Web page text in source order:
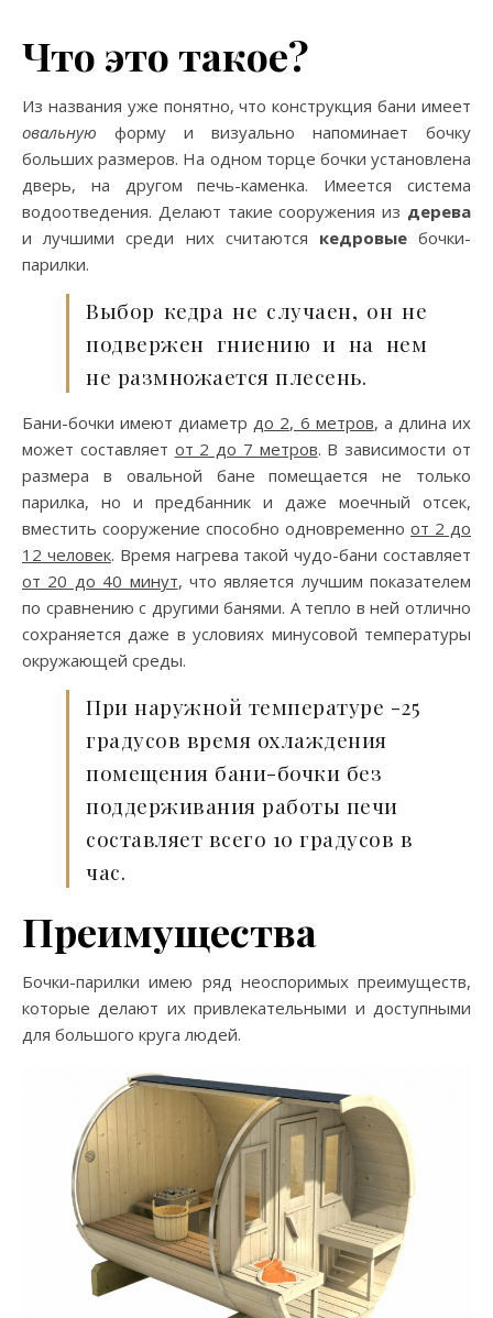
Что это такое?
Из названия уже понятно, что конструкция бани имеет
овальную форму и визуально напоминает бочку
больших размеров. На одном торце бочки установлена
дверь, на другом печь-каменка. Имеется система
водоотведения. Делают такие сооружения из дерева
и лучшими среди них считаются кедровыебочки-
парилки.
Выбор кедра не случаен, он не
подвержен гниению и на нем
не размножается плесень.
Бани-бочки имеют диаметр до 2, 6 метров, а длина их
может составляет от 2 до 7 метров. В зависимости от
размера в овальной бане помещается не только
парилка, но и предбанник и даже моечный отсек,
вместить сооружение способно одновременно от 2 до
12 человек. Время нагрева такой чудо-бани составляет
от 20 до 40 минут, что является лучшим показателем
по сравнению с другими банями. А тепло в ней отлично
сохраняется даже в условиях минусовой температуры
окружающей среды.
При наружной температуре -25
градусов время охлаждения
помещения бани-бочки без
поддерживания работы печи
составляет всего 10 градусов в
час.
Преимущества
Бочки-парилки имею ряд неоспоримых преимуществ,
которые делают их привлекательными и доступными
для большого круга людей.